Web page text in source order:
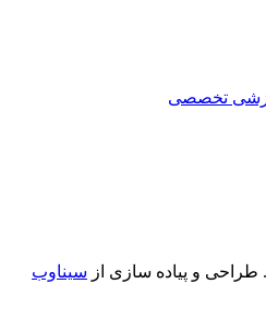
تخصصی
طراحی و پیاده سازی از سیناوب